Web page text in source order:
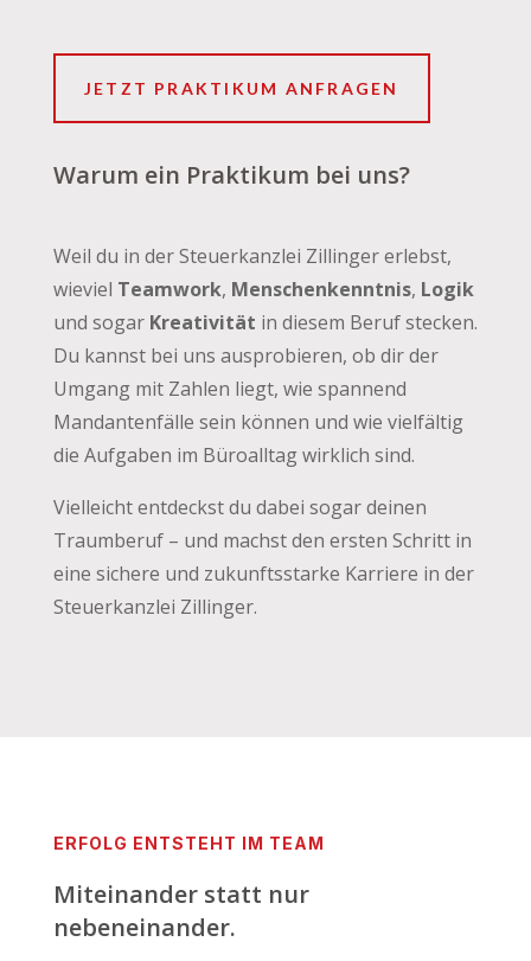
JETZT PRAKTIKUM ANFRAGEN
Warum ein Praktikum bei uns?
Weil du in der Steuerkanzlei Zillinger erlebst,
wieviel Teamwork, Menschenkenntnis, Logik
und sogar Kreativität in diesem Beruf stecken.
Du kannst bei uns ausprobieren, ob dir der
Umgang mit Zahlen liegt, wie spannend
Mandantenfälle sein können und wie vielfältig
die Aufgaben im Büroalltag wirklich sind.
Vielleicht entdeckst du dabei sogar deinen
Traumberuf – und machst den ersten Schritt in
eine sichere und zukunftsstarke Karriere in der
Steuerkanzlei Zillinger.
ERFOLG ENTSTEHT IM TEAM
Miteinander statt nur
nebeneinander.